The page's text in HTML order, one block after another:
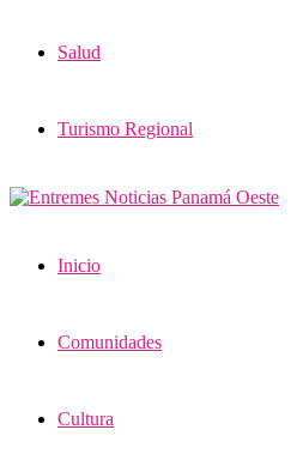
Salud
Turismo Regional
Inicio
Comunidades
Cultura